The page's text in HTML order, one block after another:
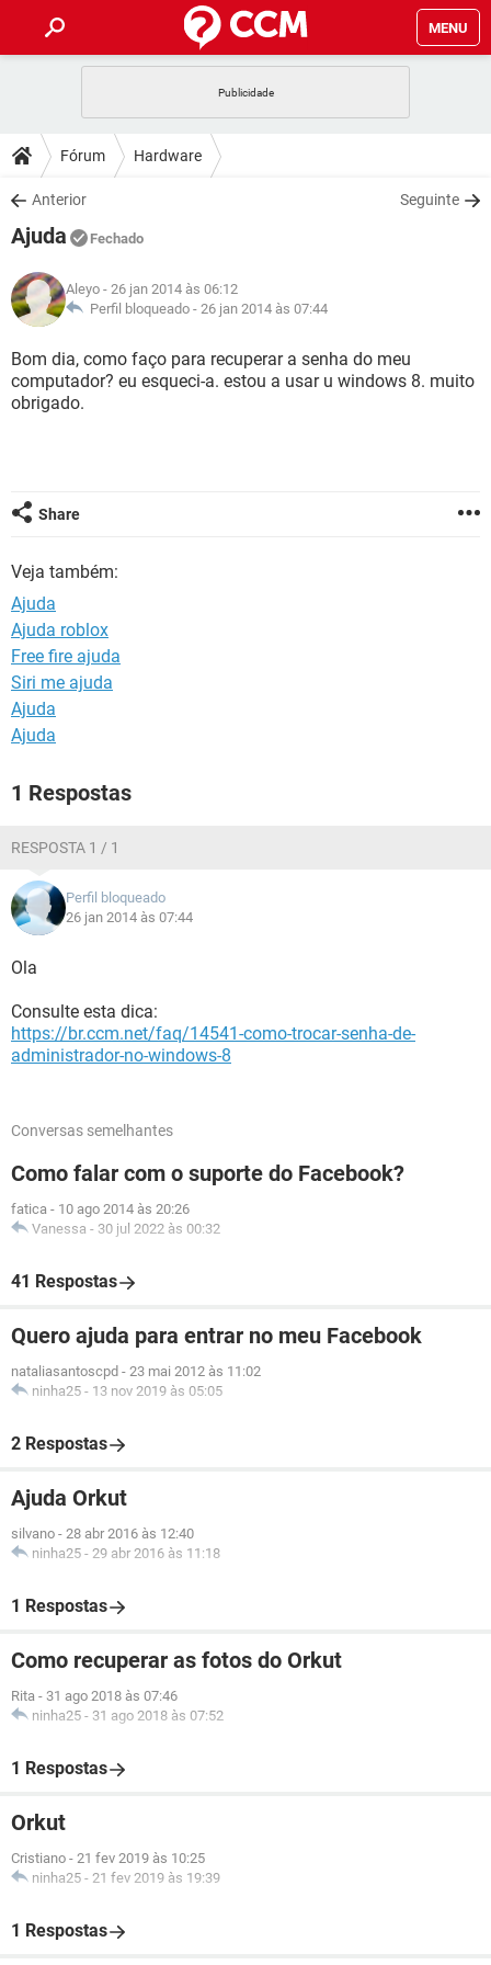
MENU
CELULAR
OUTLOOK
INSTAGRAM
GUIA DE COMPRAS
DICAS
JOGOS
INSTAGRAM
GUIA DE COMPRAS
DOWNLOADS
JOGOS
CELULAR
OUTLOOK EXCEL
INSTAGRAM
GUIA DE COMPRAS
FÓRUM
JOGOS
CELULAR
OUTLOOK EXCEL
INSTAGRAM
GLOSSÁRIO
JOGOS WHATSAPP
CELULAR FACEBOOK
GUIA DE COMPRAS
Fórum Hardware
Anterior Seguinte
Ajuda Fechado
Aleyo - 26 jan 2014 às 06:12
Perfil bloqueado - 26 jan 2014 às 07:44
Bom dia, como faço para recuperar a senha do meu
computador? eu esqueci-a. estou a usar u windows 8. muito
obrigado.
Share
Veja também:
Ajuda
Ajuda roblox
Free fire ajuda
Siri me ajuda
Ajuda
Ajuda
1 Respostas
RESPOSTA 1 / 1
Perfil bloqueado
26 jan 2014 às 07:44
Ola
Consulte esta dica:
https://br.ccm.net/faq/14541-como-trocar-senha-de-
administrador-no-windows-8
Conversas semelhantes
Como falar com o suporte do Facebook?
fatica - 10 ago 2014 às 20:26
Vanessa - 30 jul 2022 às 00:32
41 Respostas
Quero ajuda para entrar no meu Facebook
nataliasantoscpd - 23 mai 2012 às 11:02
ninha25 - 13 nov 2019 às 05:05
2 Respostas
Ajuda Orkut
silvano - 28 abr 2016 às 12:40
ninha25 - 29 abr 2016 às 11:18
1 Respostas
Como recuperar as fotos do Orkut
Rita - 31 ago 2018 às 07:46
ninha25 - 31 ago 2018 às 07:52
1 Respostas
Orkut
Cristiano - 21 fev 2019 às 10:25
ninha25 - 21 fev 2019 às 19:39
1 Respostas